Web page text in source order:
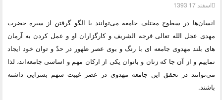
اسفند 17 1393
انسان‌ها در سطوح مختلف جامعه می‌توانند با الگو گرفتن از سیره حضرت
مهدی عجل الله تعالی فرجه الشریف و کارگزاران او و عمل کردن به آرمان
های بلند مهدوی جامعه ای با رنگ و بوی عصر ظهور در حدّ و توان خود ایجاد
نماییم و از آن جا که زنان و بانوان یکی از ارکان مهم و اساسی جامعه‌اند، لذا
می‌توانند در تحقق این جامعه مهدوی در عصر غیبت سهم بسزایی داشته
باشند.